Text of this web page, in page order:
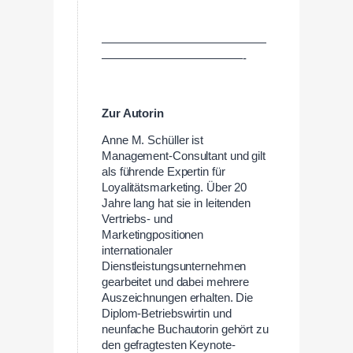
——————————————
————————————-
Zur Autorin
Anne M. Schüller ist
Management-Consultant und gilt
als führende Expertin für
Loyalitätsmarketing. Über 20
Jahre lang hat sie in leitenden
Vertriebs- und
Marketingpositionen
internationaler
Dienstleistungsunternehmen
gearbeitet und dabei mehrere
Auszeichnungen erhalten. Die
Diplom-Betriebswirtin und
neunfache Buchautorin gehört zu
den gefragtesten Keynote-